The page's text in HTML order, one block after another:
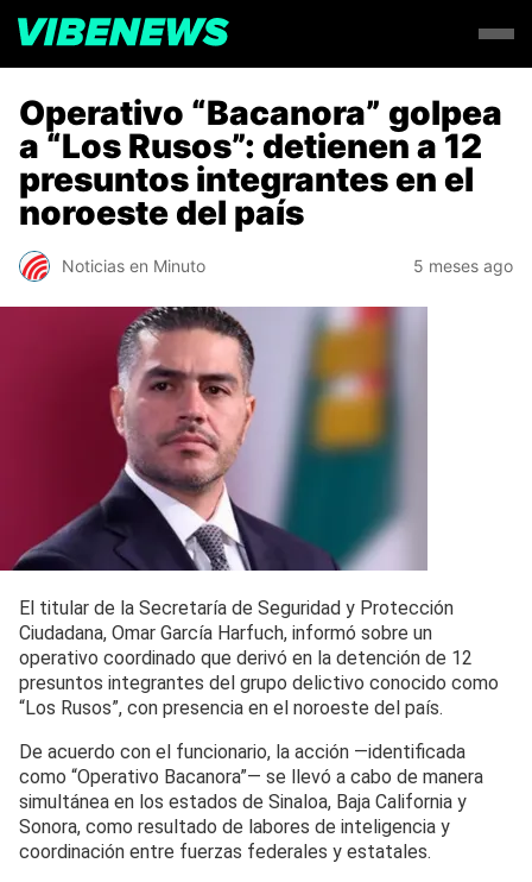
Operativo “Bacanora” golpea
a “Los Rusos”: detienen a 12
presuntos integrantes en el
noroeste del país
Noticias en Minuto 5 meses ago
El titular de la Secretaría de Seguridad y Protección
Ciudadana, Omar García Harfuch, informó sobre un
operativo coordinado que derivó en la detención de 12
presuntos integrantes del grupo delictivo conocido como
“Los Rusos”, con presencia en el noroeste del país.
De acuerdo con el funcionario, la acción —identificada
como “Operativo Bacanora”— se llevó a cabo de manera
simultánea en los estados de Sinaloa, Baja California y
Sonora, como resultado de labores de inteligencia y
coordinación entre fuerzas federales y estatales.